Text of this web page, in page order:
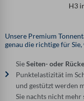
H3
Unsere Premium
genau die richtige für Sie,
SieSeiten- oder
Punktelastizität im
und gestützt werden
Sie nachts nicht